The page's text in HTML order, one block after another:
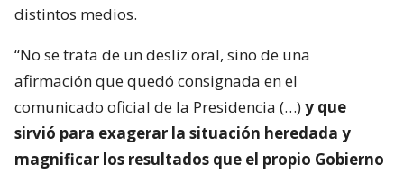
distintos medios.
“No se trata de un desliz oral, sino de una
afirmación que quedó consignada en el
comunicado oficial de la Presidencia (…)y que
sirvió para exagerar la situación heredada y
magnificar los resultados que el propio Gobierno